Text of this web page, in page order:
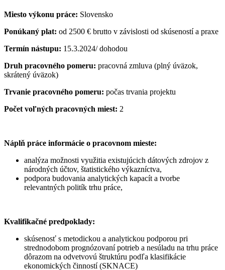
Miesto výkonu práce: Slovensko
Ponúkaný plat: od 2500 € brutto v závislosti od skúseností a praxe
Termín nástupu: 15.3.2024/ dohodou
Druh pracovného pomeru: pracovná zmluva (plný úväzok,
skrátený úväzok)
Trvanie pracovného pomeru: počas trvania projektu
Počet voľných pracovných miest: 2
Náplň práce informácie o pracovnom mieste:
analýza možnosti využitia existujúcich dátových zdrojov z
národných účtov, štatistického výkazníctva,
podpora budovania analytických kapacít a tvorbe
relevantných politík trhu práce,
Kvalifikačné predpoklady:
skúsenosť s metodickou a analytickou podporou pri
strednodobom prognózovaní potrieb a nesúladu na trhu práce
dôrazom na odvetvovú štruktúru podľa klasifikácie
ekonomických činností (SKNACE)